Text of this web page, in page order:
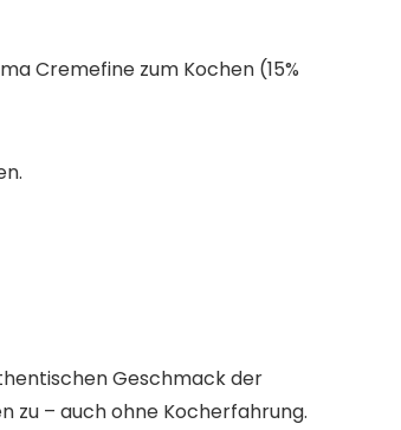
Cremefine zum Kochen (15%
Geschmack der
zu – auch ohne Kocherfahrung.